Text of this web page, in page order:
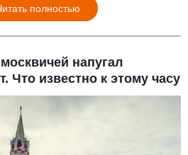
полностью
напугал
Что известно к этому часу